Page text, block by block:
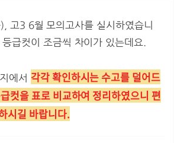
고3 6월 모의고사를 실시하였습니
급컷이 조금씩 차이가 있는데요.
에서 각각 확인하시는 수고를 덜어드
컷을 표로 비교하여 정리하였으니 편
시길 바랍니다.